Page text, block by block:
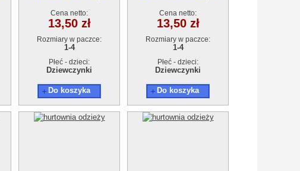
Cena netto:
13,50 zł
Rozmiary w paczce:
1-4
Płeć - dzieci:
Dziewczynki
Do koszyka
Cena netto:
13,50 zł
Rozmiary w paczce:
1-4
Płeć - dzieci:
Dziewczynki
Do koszyka